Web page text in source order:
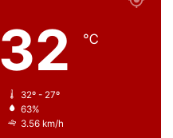
32 ℃
32º - 27º
63%
3.56 km/h